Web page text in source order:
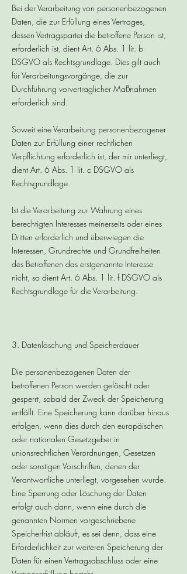
Bei der Verarbeitung von personenbezogenen
Daten, die zur Erfüllung eines Vertrages,
dessen Vertragspartei die betroffene Person ist,
erforderlich ist, dient Art. 6 Abs. 1 lit. b
DSGVO als Rechtsgrundlage. Dies gilt auch
für Verarbeitungsvorgänge, die zur
Durchführung vorvertraglicher Maßnahmen
erforderlich sind.
Soweit eine Verarbeitung personenbezogener
Daten zur Erfüllung einer rechtlichen
Verpflichtung erforderlich ist, der mir unterliegt,
dient Art. 6 Abs. 1 lit. c DSGVO als
Rechtsgrundlage.
Ist die Verarbeitung zur Wahrung eines
berechtigten Interesses meinerseits oder eines
Dritten erforderlich und überwiegen die
Interessen, Grundrechte und Grundfreiheiten
des Betroffenen das erstgenannte Interesse
nicht, so dient Art. 6 Abs. 1 lit. f DSGVO als
Rechtsgrundlage für die Verarbeitung.
3. Datenlöschung und Speicherdauer
Die personenbezogenen Daten der
betroffenen Person werden gelöscht oder
gesperrt, sobald der Zweck der Speicherung
entfällt. Eine Speicherung kann darüber hinaus
erfolgen, wenn dies durch den europäischen
oder nationalen Gesetzgeber in
unionsrechtlichen Verordnungen, Gesetzen
oder sonstigen Vorschriften, denen der
Verantwortliche unterliegt, vorgesehen wurde.
Eine Sperrung oder Löschung der Daten
erfolgt auch dann, wenn eine durch die
genannten Normen vorgeschriebene
Speicherfrist abläuft, es sei denn, dass eine
Erforderlichkeit zur weiteren Speicherung der
Daten für einen Vertragsabschluss oder eine